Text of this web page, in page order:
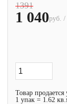
1391
1 040руб. /
Товар продается
1 упак = 1.62